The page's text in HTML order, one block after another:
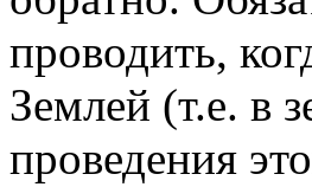
проводить,
Землей (т.е. в
проведения